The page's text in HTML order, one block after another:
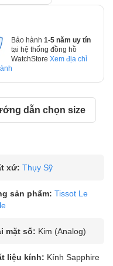
Bảo hành 1-5 năm uy tín
tại hệ thống đồng hồ
WatchStore Xem địa chỉ
dẫn chọn size
xứ: Thụy Sỹ
sản phẩm: Tissot Le
mặt số: Kim (Analog)
liệu kính: Kính Sapphire